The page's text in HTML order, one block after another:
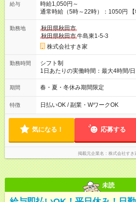
給与
時給1,050円～
通常時給（5時～22時）：1050円 【特別手当】早朝手当（5：
00-9：00）時給+150円 【試用期間】試用期間あり 試用期間の
長さ：1ヶ月 雇用形態、給与は本採
の実態は30日（※条件変更なし）で
させていただきます。 研修制度あり
勤務地
秋田県秋田市
秋田県秋田市牛島東1-5-3
株式会社すき家
勤務時間
シフト制
1日あたりの実働時間：最大4時間/
日～・1日2h～OK◎ 勤務時間や曜
期間 春・夏・冬休み期間限定
特徴 日払いOK / 副業・WワークOK
気になる！ 応募する
掲載元企業名 株式会社すき
未読